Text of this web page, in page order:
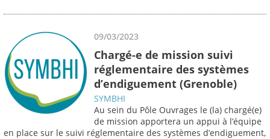
09/03/2023
Chargé-e de mission suivi
réglementaire des systèmes
d’endiguement (Grenoble)
SYMBHI
Au sein du Pôle Ouvrages le (la) chargé(e)
de mission apportera un appui à l’équipe
en place sur le suivi réglementaire des systèmes d’endiguement,